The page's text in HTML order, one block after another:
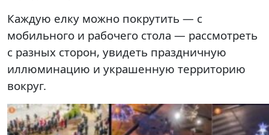
Каждую елку можно покрутить — с
мобильного и рабочего стола — рассмотреть
с разных сторон, увидеть праздничную
иллюминацию и украшенную территорию
вокруг.